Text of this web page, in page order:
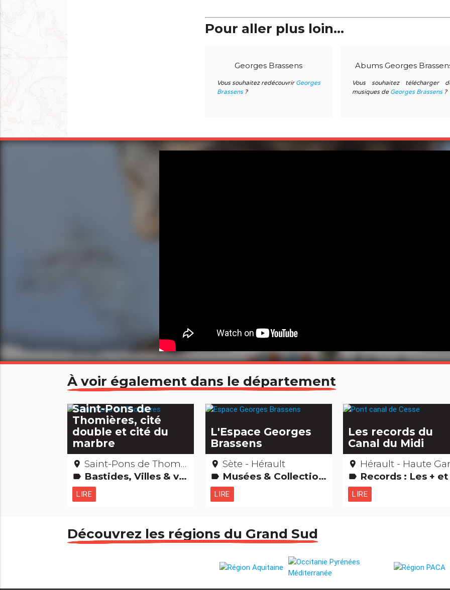
Pour aller plus loin...
Georges Brassens
Vous souhaitez redécouvrir Georges
Brassens?
Abums Georges
Vous souhaitez télécharger
musiques de Georges Brassens?
À voir également dans le département
Saint-Pons de
Thomières, cité
double et cité du
marbre
place Saint-Pons de Thomières – Hérault
label Bastides, Villes & villages Cultes religieux, mystiques & païens Musées & Collections
LIRE
L'Espace Georges
Brassens
place Sète - Hérault
label Musées & Collections Gens d'ici
LIRE
Les records du
Canal du Midi
place Hérault - Haute Garonne -
label Records : Les + et les - Edifices
LIRE
Découvrez les régions du Grand Sud